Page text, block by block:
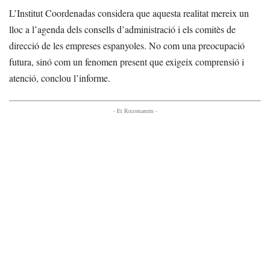
L’Institut Coordenadas considera que aquesta realitat mereix un
lloc a l’agenda dels consells d’administració i els comitès de
direcció de les empreses espanyoles. No com una preocupació
futura, sinó com un fenomen present que exigeix comprensió i
atenció, conclou l’informe.
- Et Recomanem -